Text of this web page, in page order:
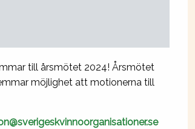
till årsmötet 2024! Årsmötet
möjlighet att motionerna till